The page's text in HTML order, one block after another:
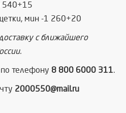
540+15
мин -1 260+20
с ближайшего
телефону 8 800 6000 311.
2000550@mail.ru